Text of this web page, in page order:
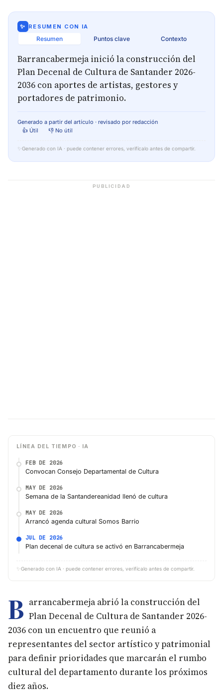
✨ RESUMEN CON IA
Resumen Puntos clave Contexto
Barrancabermeja inició la construcción del
Plan Decenal de Cultura de Santander 2026-
2036 con aportes de artistas, gestores y
portadores de patrimonio.
Generado a partir del artículo · revisado por redacción
👍 Útil
👎 No útil
✨ Generado con IA · puede contener errores, verifícalo antes de compartir.
PUBLICIDAD
LÍNEA DEL TIEMPO · IA
FEB DE 2026
Convocan Consejo Departamental de Cultura
MAY DE 2026
Semana de la Santandereanidad llenó de cultura
MAY DE 2026
Arrancó agenda cultural Somos Barrio
JUL DE 2026
Plan decenal de cultura se activó en Barrancabermeja
✨ Generado con IA · puede contener errores, verifícalo antes de compartir.
B arrancabermeja abrió la construcción del
Plan Decenal de Cultura de Santander 2026-
2036 con un encuentro que reunió a
representantes del sector artístico y patrimonial
para definir prioridades que marcarán el rumbo
cultural del departamento durante los próximos
diez años.